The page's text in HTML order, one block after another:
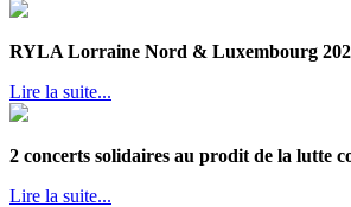
RYLA Lorraine Nord & Luxembourg
Lire la suite...
2 concerts solidaires au prodit de la lutte
Lire la suite...